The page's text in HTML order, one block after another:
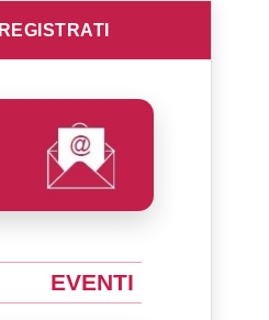
REGISTRATI
EVENTI